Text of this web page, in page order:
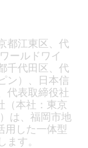
都江東区、代
ールドワイ
千代田区、代
ン）、日本信
代表取締役社
（本社：東京
は、福岡市地
用した一体型
ます。